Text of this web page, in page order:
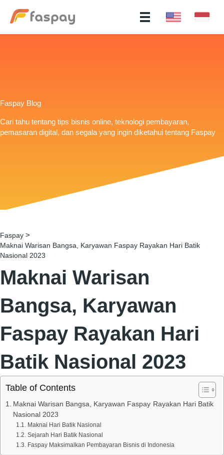
Faspay Blog
Cari tahu tentang tips bisnis online, teknologi pembayaran,
pemasaran digital, dan segala yang ingin diketahui tentang Faspay
Faspay >
Maknai Warisan Bangsa, Karyawan Faspay Rayakan Hari Batik
Nasional 2023
Maknai Warisan
Bangsa, Karyawan
Faspay Rayakan Hari
Batik Nasional 2023
Table of Contents
Maknai Warisan Bangsa, Karyawan Faspay Rayakan Hari Batik
Nasional 2023
Maknai Hari Batik Nasional
Sejarah Hari Batik Nasional
Faspay Maksimalkan Pembayaran Bisnis di Indonesia